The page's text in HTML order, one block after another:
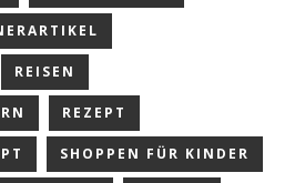
REISEN
REZEPT
SHOPPEN FÜR KINDER